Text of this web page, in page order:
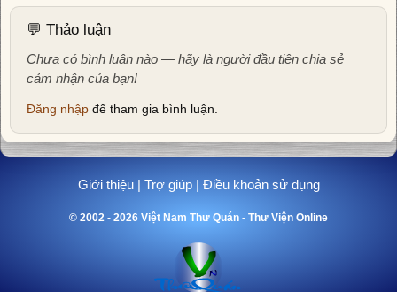
💬 Thảo luận
Chưa có bình luận nào — hãy là người đầu tiên chia sẻ
cảm nhận của bạn!
Đăng nhập để tham gia bình luận.
Giới thiệu| Trợ giúp| Điều khoản sử dụng
© 2002 - 2026 Việt Nam Thư Quán - Thư Viện Online